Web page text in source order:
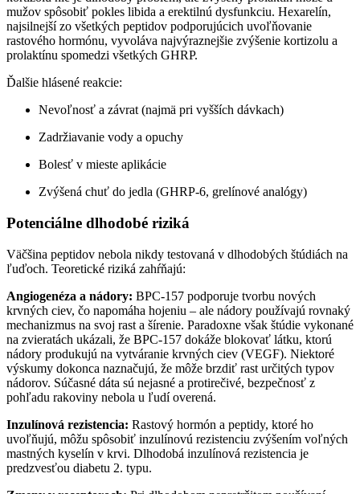
mužov spôsobiť pokles libida a erektilnú dysfunkciu. Hexarelín,
najsilnejší zo všetkých peptidov podporujúcich uvoľňovanie
rastového hormónu, vyvoláva najvýraznejšie zvýšenie kortizolu a
prolaktínu spomedzi všetkých GHRP.
Ďalšie hlásené reakcie:
Nevoľnosť a závrat (najmä pri vyšších dávkach)
Zadržiavanie vody a opuchy
Bolesť v mieste aplikácie
Zvýšená chuť do jedla (GHRP-6, grelínové analógy)
Potenciálne dlhodobé riziká
Väčšina peptidov nebola nikdy testovaná v dlhodobých štúdiách na
ľuďoch. Teoretické riziká zahŕňajú:
Angiogenéza a nádory: BPC-157 podporuje tvorbu nových
krvných ciev, čo napomáha hojeniu – ale nádory používajú rovnaký
mechanizmus na svoj rast a šírenie. Paradoxne však štúdie vykonané
na zvieratách ukázali, že BPC-157 dokáže blokovať látku, ktorú
nádory produkujú na vytváranie krvných ciev (VEGF). Niektoré
výskumy dokonca naznačujú, že môže brzdiť rast určitých typov
nádorov. Súčasné dáta sú nejasné a protirečivé, bezpečnosť z
pohľadu rakoviny nebola u ľudí overená.
Inzulínová rezistencia: Rastový hormón a peptidy, ktoré ho
uvoľňujú, môžu spôsobiť inzulínovú rezistenciu zvýšením voľných
mastných kyselín v krvi. Dlhodobá inzulínová rezistencia je
predzvesťou diabetu 2. typu.